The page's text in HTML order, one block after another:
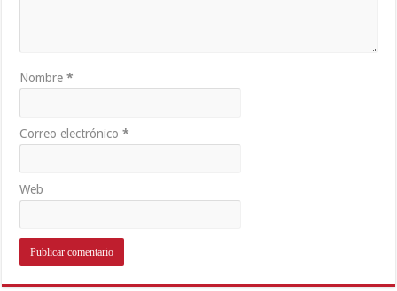
Nombre*
Correo electrónico*
Web